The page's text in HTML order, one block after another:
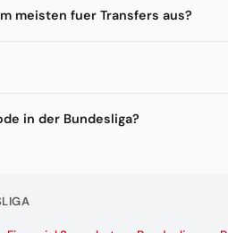
meisten fuer Transfers aus?
in der Bundesliga?